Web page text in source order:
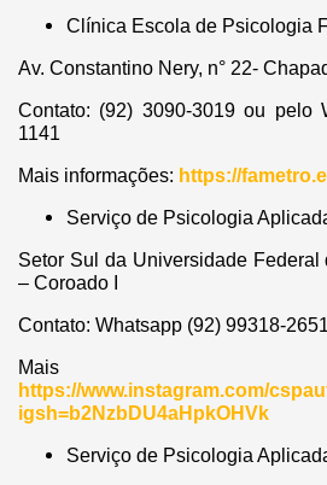
Clínica Escola de Psicologia
Av. Constantino Nery, n° 22-
Contato: (92) 3090-3019 ou pelo
1141
Mais informações: https://
Serviço de Psicologia
Setor Sul da Universidade Federal
– Coroado I
Contato: Whatsapp (92) 99318-2651
Mais
https://www.instagram.com/
igsh=b2NzbDU4aHpkOHVk
Serviço de Psicologia